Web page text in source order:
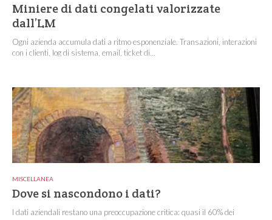
Miniere di dati congelati valorizzate
dall’LM
Ogni azienda accumula dati a ritmo esponenziale. Transazioni, interazioni
con i clienti, log di sistema, email, ticket di...
MISCELLANEA
Dove si nascondono i dati?
I dati aziendali restano una preoccupazione critica: quasi il 60% dei